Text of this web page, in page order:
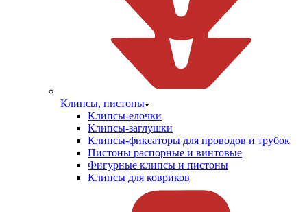
Клипсы, пистоны
Клипсы-елочки
Клипсы-заглушки
Клипсы-фиксаторы для проводов и трубок
Пистоны распорные и винтовые
Фигурные клипсы и пистоны
Клипсы для ковриков